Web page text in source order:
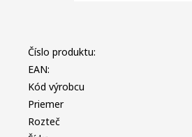
Číslo produktu:
EAN:
Kód výrobcu
Priemer
Rozteč